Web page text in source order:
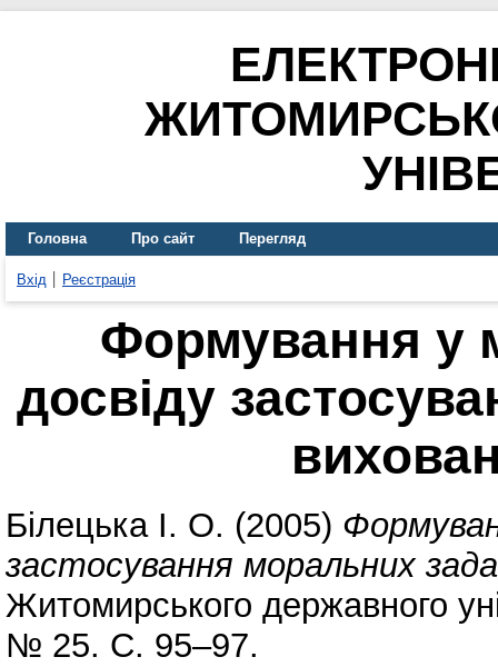
Головна Про сайт Перегляд
Вхід Реєстрація
Формування у
досвіду
Білецька І. О. (2005)
застосування моральних
Житомирського державного
№ 25. С. 95–97.